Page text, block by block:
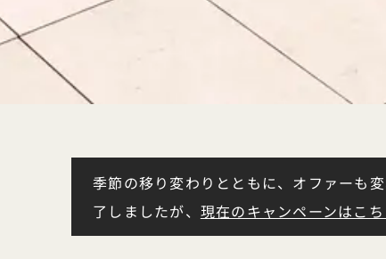
季節の移り変わりとともに、オファーも
了しましたが、 現在のキャンペーンはこ